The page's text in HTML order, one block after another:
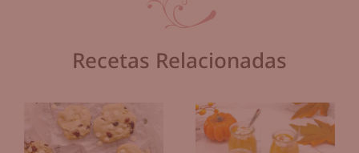
Recetas Relacionadas